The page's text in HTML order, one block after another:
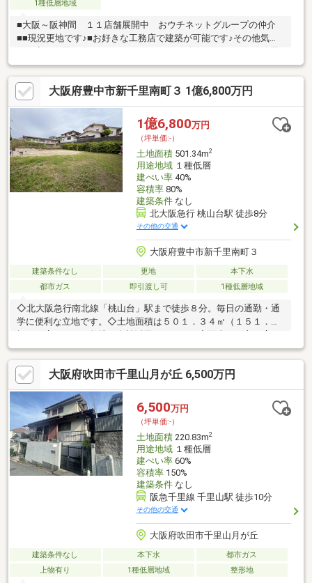
1種低層地域
■大阪～阪神間 １１店舗展開中 おウチネットグループの仲介
■■現況更地です♪■お好きな工務店で建築が可能です♪その他気に
店【06-6317-0005】までご連絡ください♪
大阪府豊中市新千里南町３ 1億6,800万円
1億6,800万円
（坪単価:-）
土地面積501.34m2
用途地域１種低層
建ぺい率40%
容積率80%
建築条件なし
北大阪急行 桃山台駅 徒歩8分
その他の交通
大阪府豊中市新千里南町３
建築条件なし 更地
本下水
都市ガス
即引渡し可 1種低層地域
◇北大阪急行南北線「桃山台」駅まで徒歩８分。毎日の通勤・通
学に便利な立地です。◇土地面積は５０１．３４㎡（１５１．６
ＬＤＫや豊富な収納スペース等、ご家族のライフスタイルに合わ
せた住まいが実現可能◎◇都市ガス対応。キッチンはガス・Ｉ
Ｈ、お好きな仕様が選べます。◇第一種低層住居専用地域に位置
し、穏やかで落ち着いた暮らしが叶います◎◇周囲には既に建物
が建っているため、実際の住環境をイメージしやすいです。◆周
辺環境・アザール桃山台まで３９０ｍ（徒歩５分）・ファミリー
マート桃山台駅店まで５８０ｍ（徒歩８分）
大阪府吹田市千里山月が丘 6,500万円
6,500万円
（坪単価:-）
土地面積220.83m2
用途地域１種低層
建ぺい率60%
容積率150%
建築条件なし
阪急千里線 千里山駅 徒歩10分
その他の交通
大阪府吹田市千里山月が丘
建築条件なし 本下水
都市ガス
上物有り
1種低層地域 整形地